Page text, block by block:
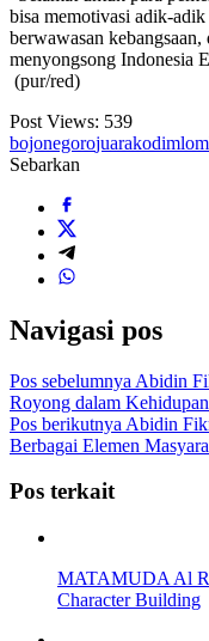
bisa memotivasi adik-
berwawasan
menyongsong Indonesia
(pur/red)
Post Views: 539
bojonegorojuarakodim
Sebarkan
Navigasi pos
Pos sebelumnya Abidin
Royong dalam
Pos berikutnya Abidin
Berbagai Elemen
Pos terkait
MATAMUDA Al
Character Building